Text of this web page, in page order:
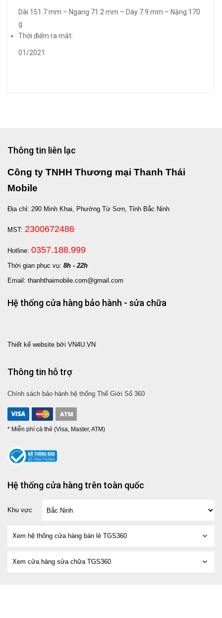
Dài 151.7 mm – Ngang 71.2 mm – Dày 7.9 mm – Nặng 170
g
Thời điểm ra mắt:
01/2021
Thông tin liên lạc
Công ty TNHH Thương mại Thanh Thái
Mobile
Địa chỉ: 290 Minh Khai, Phường Từ Sơn, Tỉnh Bắc Ninh
MST: 2300672486
Hotline: 0357.188.999
Thời gian phục vụ: 8h - 22h
Email: thanhthaimobile.com@gmail.com
Hệ thống cửa hàng bảo hành - sửa chữa
Thiết kế website bởi VN4U.VN
Thông tin hỗ trợ
Chính sách bảo hành hệ thống Thế Giới Số 360
* Miễn phí cà thẻ (Visa, Master, ATM)
Hệ thống cửa hàng trên toàn quốc
Khu vực
Xem hệ thống cửa hàng bán lẻ TGS360
Xem cửa hàng sửa chữa TGS360